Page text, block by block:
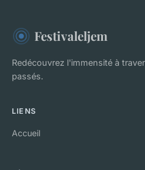
Festivaleljem
Redécouvrez l'immensité à
passés.
LIENS
Accueil